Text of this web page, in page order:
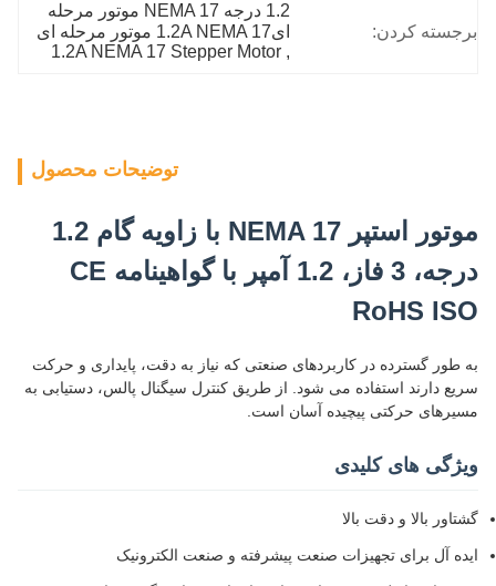
برجسته کردن:
1.2 درجه NEMA 17 موتور مرحله
ای1.2A NEMA 17 موتور مرحله ای
,
1.2A NEMA 17 Stepper Motor
توضیحات محصول
موتور استپر NEMA 17 با زاویه گام 1.2
درجه، 3 فاز، 1.2 آمپر با گواهینامه CE
RoHS ISO
به طور گسترده در کاربردهای صنعتی که نیاز به دقت، پایداری و حرکت
سریع دارند استفاده می شود. از طریق کنترل سیگنال پالس، دستیابی به
مسیرهای حرکتی پیچیده آسان است.
ویژگی های کلیدی
گشتاور بالا و دقت بالا
ایده آل برای تجهیزات صنعت پیشرفته و صنعت الکترونیک